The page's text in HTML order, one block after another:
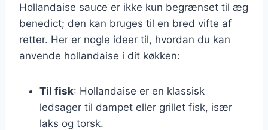
Hollandaise sauce er ikke kun begrænset til æg
benedict; den kan bruges til en bred vifte af
retter. Her er nogle ideer til, hvordan du kan
anvende hollandaise i dit køkken:
Til fisk: Hollandaise er en klassisk
ledsager til dampet eller grillet fisk, især
laks og torsk.